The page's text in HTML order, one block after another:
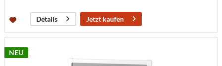
Details Jetzt kaufen
NEU